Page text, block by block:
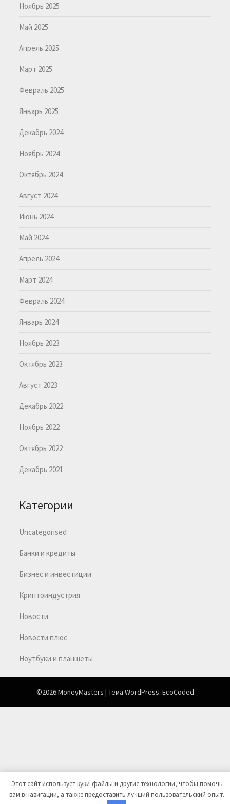
Ноябрь 2025
Май 2025
Апрель 2025
Март 2025
Февраль 2025
Январь 2025
Декабрь 2024
Ноябрь 2024
Октябрь 2024
Август 2024
Июнь 2024
Май 2024
Апрель 2024
Март 2024
Февраль 2024
Январь 2024
Ноябрь 2023
Октябрь 2023
Август 2023
Декабрь 2022
Ноябрь 2022
Октябрь 2022
Декабрь 2021
Категории
Uncategorised
Банки и кредиты
Бизнес и инвестиции
Криптоиндустрия
Новости
Новости плюс
Ноутбуки и планшеты
©2026 MoneyMasters | Тема WordPress: EcoCoded
Этот сайт использует куки-файлы и другие технологии, чтобы помочь
вам в навигации, а также предоставить лучший пользовательский опыт.